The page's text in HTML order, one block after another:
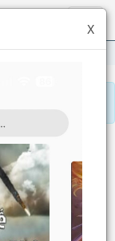
Hiện
menu
THẦN
lui
X